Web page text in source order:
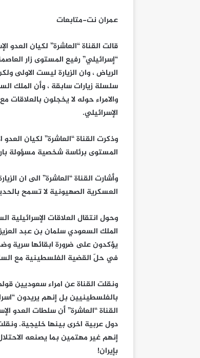
عمران نت-متابعات
قالت القناة “العاشرة” لكيان العدو
“إسرائيلي” رفيع المستوى زار
الرياض ، وان الزيارة ليست الاولى
سلسلة زيارات سابقة ، وأن الملك
والامراء حوله لا يخجلون بالعلاقات
الإسرائيلي.
وذكرت القناة “العاشرة” لكيان
المستوى برئاسة شخصية مسؤولة
وأشارت القناة “العاشرة” الى ان
العسكرية الصهيونية لا تسمح
وحول انتقال العلاقات الإسرائيلية
الملك السعودي سلمان بن عبد العزيز
يؤكدون على ضرورة ابقائها سرية
في حلّ القضية الفلسطينية مع
ونقلت القناة عن امراء سعوديين
بالفلسطينيين بل إنهم يريدون
القناة “العاشرة” أن سلطات
دول عربية اخرى بينها خليجية.
إنهم غير مهتمين بما يصنعه
بإيران!